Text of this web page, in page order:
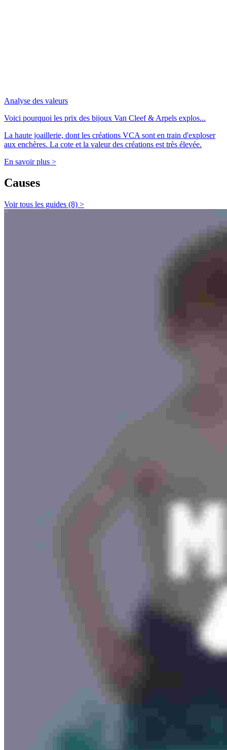
Analyse des valeurs
Voici pourquoi les prix des bijoux Van Cleef & Arpels explos...
La haute joaillerie, dont les créations VCA sont en train d'exploser
aux enchères. La cote et la valeur des créations est très élevée.
En savoir plus >
Causes
Voir tous les guides (8) >